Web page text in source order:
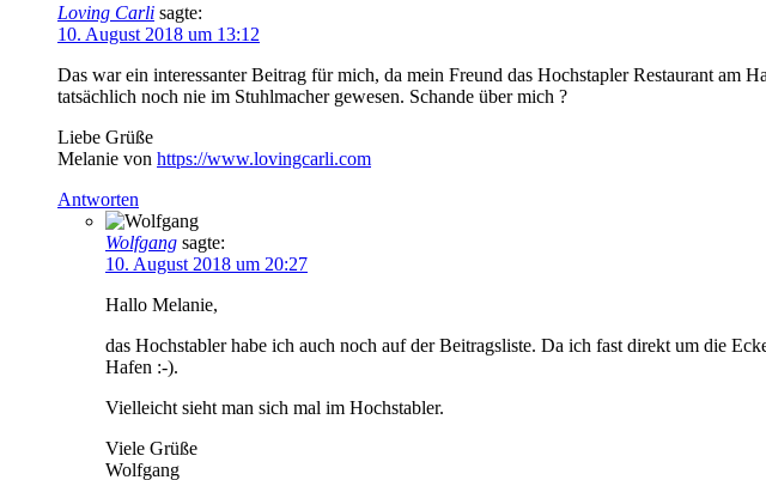
Loving Carli sagte:
10. August 2018 um 13:12
Das war ein interessanter Beitrag für mich, da mein Freund das Hochstapler Restaurant am
tatsächlich noch nie im Stuhlmacher gewesen. Schande über mich ?
Liebe Grüße
Melanie von https://www.lovingcarli.com
Antworten
Wolfgang sagte:
10. August 2018 um 20:27
Hallo Melanie,
das Hochstabler habe ich auch noch auf der Beitragsliste. Da ich fast direkt um die
Hafen :-).
Vielleicht sieht man sich mal im Hochstabler.
Viele Grüße
Wolfgang